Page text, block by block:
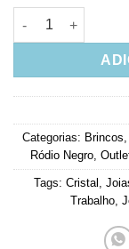
Brinco Grande
Categorias: Brincos,
Ródio Negro,
Tags: Cristal ,
Trabalho,